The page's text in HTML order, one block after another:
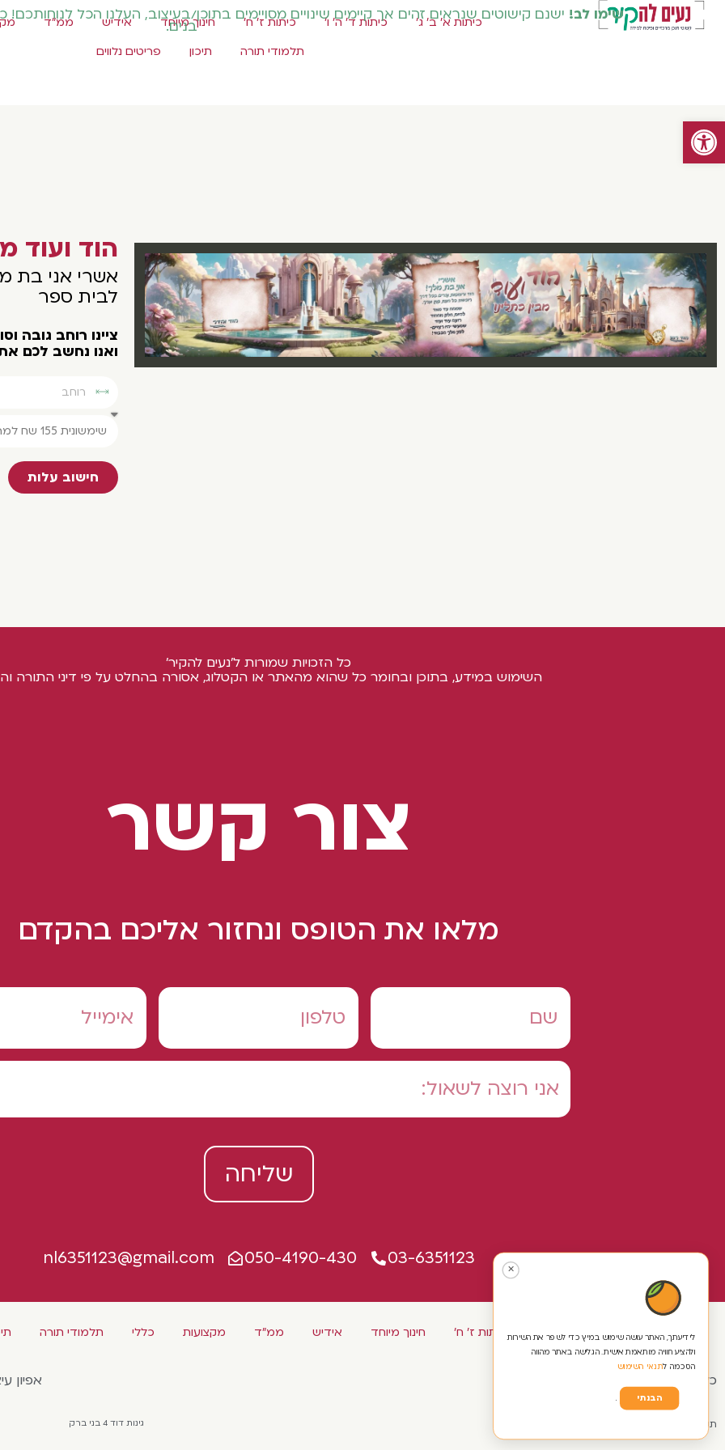
פתח סרגל נגישות
שימו לב! ישנם קישוטים שנראים זהים אך קיימים שינויים מסויימים בתוכן/בעיצוב, העלנו הכל
בנים. כיתות א' ב' ג' כיתות ד' ה' ו' כיתות ז' ח' חינוך מיוחד אידיש ממ"ד
תלמודי תורה
תיכון פריטים נלווים
הוד ועוד
אשרי אני בת
לבית ספר
צײנו רוחב גובה
ואנו נחשב לכם
חישוב עלות
כל הזכויות שמורות ל'נעים להקיר'
השימוש במידע, בתוכן ובחומר כל שהוא מהאתר או הקטלוג, אסורה בהחלט על פי דיני התורה
צור קשר
מלאו את הטופס ונחזור אליכם בהקדם
שליחה
03-6351123
050-4190-430
nl6351123@gmail.com
כיתות א' ב' ג' כיתות ד' ה' ו' כיתות ז' ח' חינוך מיוחד אידיש ממ"ד מקצועות כללי תלמודי תורה
כל הזכויות שמורות ל'נעים להקיר' אפיון
תקנון ומדינות אתר גינות דוד 4 בני ברק
✕
לידיעתך, האתר עושה שימוש במיץ כדי לשפר את השירות
ולהציע חוויה מותאמת אישית. הגלישה באתר מהווה
הסכמה לתנאי השימוש
הבנתי .